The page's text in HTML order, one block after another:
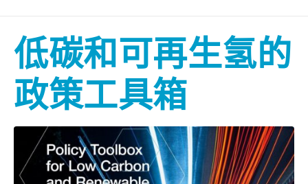
低碳和可再生氢的
政策工具箱